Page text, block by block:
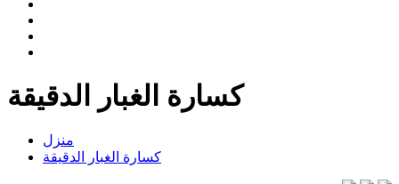
كسارة الغبار الدقيقة
منزل
كسارة الغبار الدقيقة